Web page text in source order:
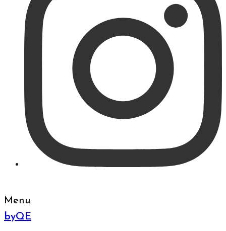
Menu
byQE